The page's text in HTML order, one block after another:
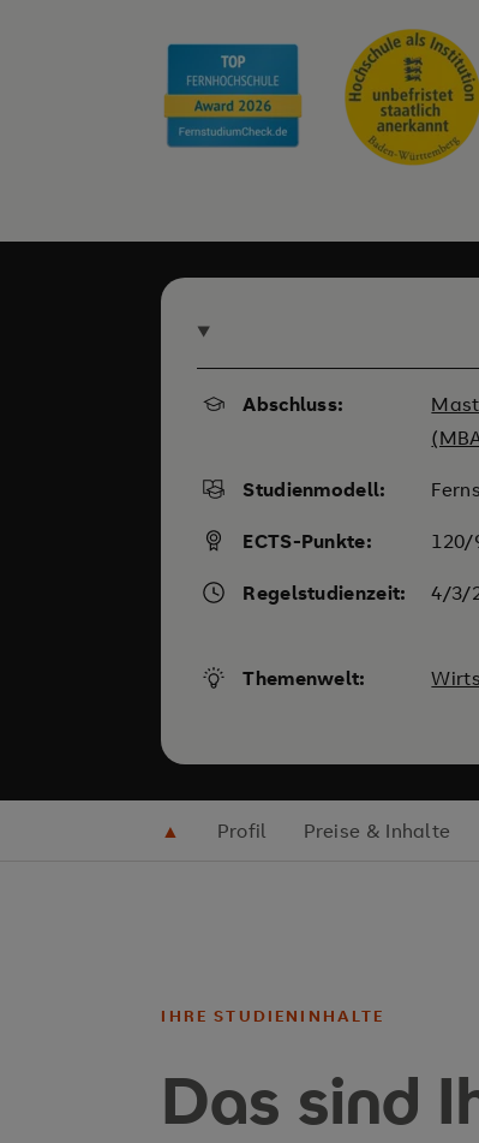
Abschluss:
Studienmodell:
ECTS-Punkte:
120/
Regelstudienzeit:
4/3/
Themenwelt:
▲ Profil Preise & Inhalte
IHRE STUDIENINHALTE
Das sind